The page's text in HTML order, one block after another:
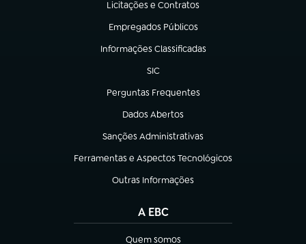
Licitações e Contratos
(abre em nova aba)
Empregados Públicos
(abre em nova aba)
Informações Classificadas
(abre em nova aba)
SIC
(abre em nova aba)
Perguntas Frequentes
(abre em nova aba)
Dados Abertos
(abre em nova aba)
Sanções Administrativas
(abre em nova aba)
Ferramentas e Aspectos Tecnológicos
(abre em nova aba)
Outras Informações
(abre em nova aba)
A EBC
Quem somos